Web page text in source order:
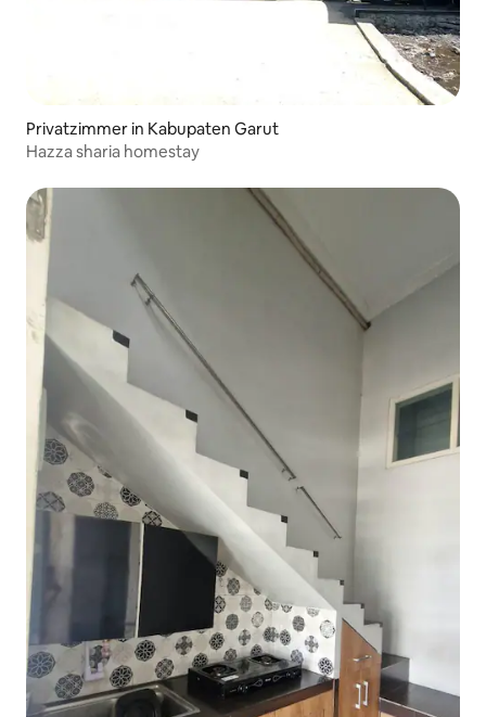
Privatzimmer in Kabupaten Garut
Hazza sharia homestay